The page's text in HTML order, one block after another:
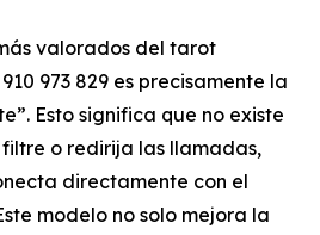
valorados del tarot
973 829 es precisamente la
Esto significa que no existe
o redirija las llamadas,
directamente con el
modelo no solo mejora la